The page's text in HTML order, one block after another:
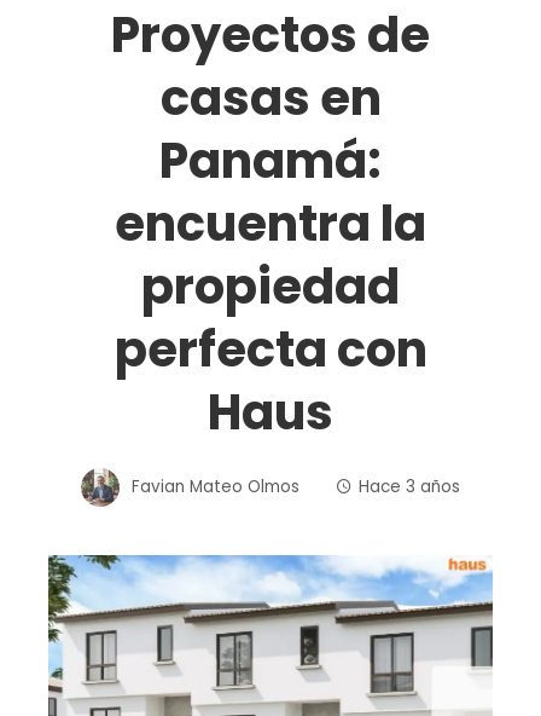
Proyectos de
casas en
Panamá:
encuentra la
propiedad
perfecta con
Haus
Favian Mateo Olmos Hace 3 años